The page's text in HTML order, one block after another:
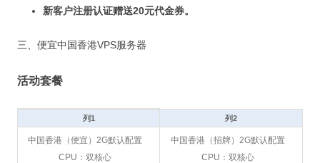
新客户注册认证赠送20元代金券。
三、便宜中国香港VPS服务器
活动套餐
列1 列2
中国香港（便宜）2G默认配置
CPU：双核心
中国香港（招牌）2G默认配置
CPU：双核心